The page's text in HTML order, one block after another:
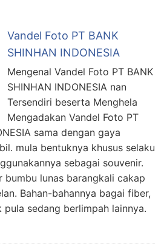
Vandel Foto PT BANK
SHINHAN INDONESIA
Mengenal Vandel Foto PT BANK
SHINHAN INDONESIA nan
Tersendiri beserta Menghela
Mengadakan Vandel Foto PT
sama dengan gaya
mula bentuknya khusus selaku
sebagai souvenir.
bumbu lunas barangkali cakap
Bahan-bahannya bagai fiber,
sedang berlimpah lainnya.